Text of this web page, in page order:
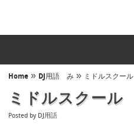
Home » DJ用語 み » ミドルスクール
ミドルスクール
Posted by DJ用語